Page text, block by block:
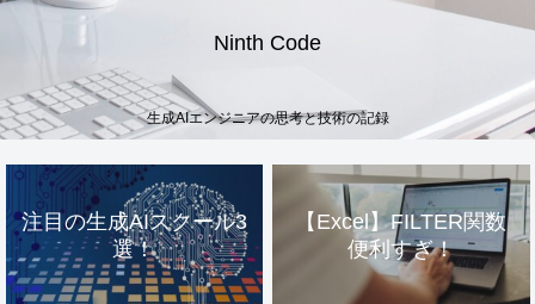
Ninth Code
生成AIエンジニアの思考と技術の記録
注目の生成AIスクール3
選！
【Excel】FILTER関数
便利すぎ！